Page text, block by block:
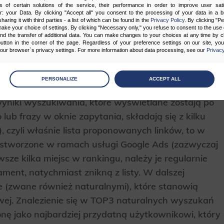
of certain solutions of the service, their performance in order to improve user
your Data. By clicking "Accept all" you consent to the processing of your data in a
it with third parties - a list of which can be found in the Privacy Policy. By clicking
your choice of settings. By clicking "Necessary only," you refuse to consent to the use
the transfer of additional data. You can make changes to your choices at any time by
in the corner of the page. Regardless of your preference settings on our site,
browser`s privacy settings. For more information about data processing, see our
preferences
the consents of your choice
and data stored on the end device contribute to the security and usability of the website by
this group.
used to personalize your use of our website and to remember choices you make while using our
to use the site.
PERSONALIZE ACCEPT ALL
całym świecie, Google została zaprojektowana
nawet najbardziej wymagających
sprawiają, że proponowane treści są coraz
czemu korzystanie z sieci staje się jeszcze
wyszukiwania, które wyświetlane zostają po
frazy w oknie zapytania, składają się z kilku
czyli właśnie lista proponowanych linków, to w
w ramach usługi Google Ads (zazwyczaj
kilka miejsc w rankingu, należy je regularnie
natychmiast znikną z listy. W dalszej
(zwane również naturalnymi), które stanowią
Znalezienie się w TOP3 naturalnych wyszukań
jako najbardziej przydatną użytkownikowi, który